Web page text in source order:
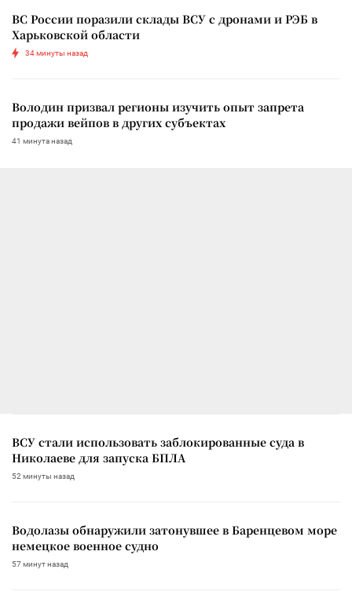
ВС России поразили склады ВСУ с дронами и РЭБ в
Харьковской области
34 минуты назад
Володин призвал регионы изучить опыт запрета
продажи вейпов в других субъектах
41 минута назад
ВСУ стали использовать заблокированные суда в
Николаеве для запуска БПЛА
52 минуты назад
Водолазы обнаружили затонувшее в Баренцевом море
немецкое военное судно
57 минут назад